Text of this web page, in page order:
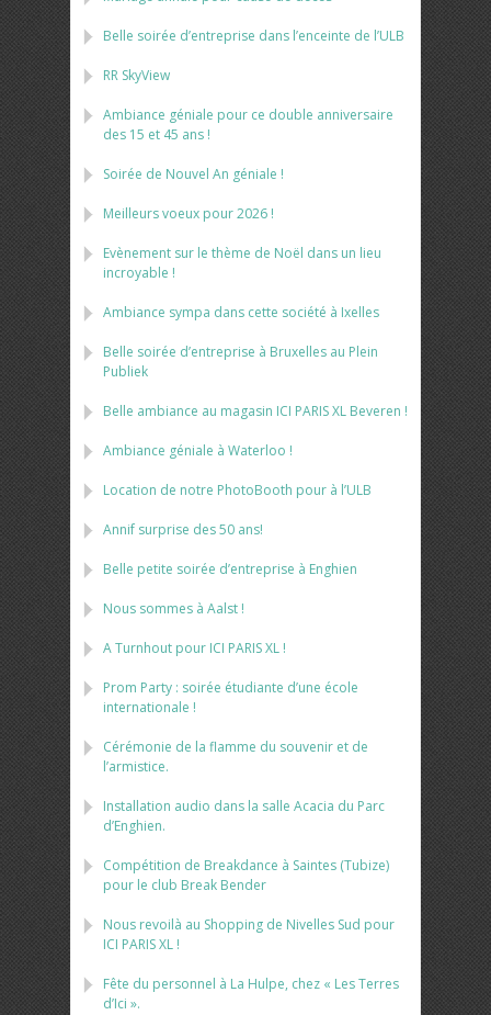
Belle soirée d’entreprise dans l’enceinte de l’ULB
RR SkyView
Ambiance géniale pour ce double anniversaire
des 15 et 45 ans !
Soirée de Nouvel An géniale !
Meilleurs voeux pour 2026 !
Evènement sur le thème de Noël dans un lieu
incroyable !
Ambiance sympa dans cette société à Ixelles
Belle soirée d’entreprise à Bruxelles au Plein
Publiek
Belle ambiance au magasin ICI PARIS XL Beveren !
Ambiance géniale à Waterloo !
Location de notre PhotoBooth pour à l’ULB
Annif surprise des 50 ans!
Belle petite soirée d’entreprise à Enghien
Nous sommes à Aalst !
A Turnhout pour ICI PARIS XL !
Prom Party : soirée étudiante d’une école
internationale !
Cérémonie de la flamme du souvenir et de
l’armistice.
Installation audio dans la salle Acacia du Parc
d’Enghien.
Compétition de Breakdance à Saintes (Tubize)
pour le club Break Bender
Nous revoilà au Shopping de Nivelles Sud pour
ICI PARIS XL !
Fête du personnel à La Hulpe, chez « Les Terres
d’Ici ».